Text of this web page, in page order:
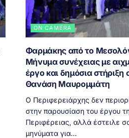
ON CAMERA
Φαρμάκης από το
Μήνυμα συνέχειας με
έργο και δημόσια στήριξη
Θανάση Μαυρομμάτη
Ο Περιφερειάρχης δεν
στην παρουσίαση του έργου
Περιφέρειας, αλλά έστειλε
μηνύματα για...